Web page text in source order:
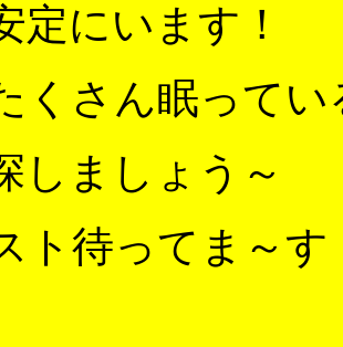
定にいます！
くさん眠ってい
しましょう～
ト待ってま～す